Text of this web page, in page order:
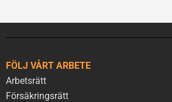
FÖLJ VÅRT ARBETE
Arbetsrätt
Försäkringsrätt